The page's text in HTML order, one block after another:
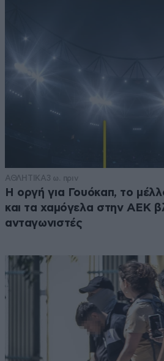
ΑΘΛΗΤΙΚΑ3 ω. πριν
Η οργή για Γουόκαπ, το
και τα χαμόγελα στην ΑΕΚ
ανταγωνιστές